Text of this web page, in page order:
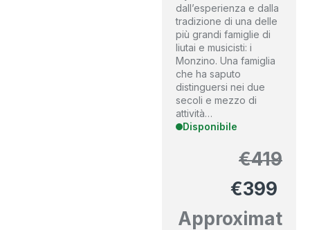
dall’esperienza e dalla
tradizione di una delle
più grandi famiglie di
liutai e musicisti: i
Monzino. Una famiglia
che ha saputo
distinguersi nei due
secoli e mezzo di
attività…
Disponibile
€419
€399
Approximat